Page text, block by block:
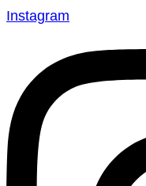
Instagram